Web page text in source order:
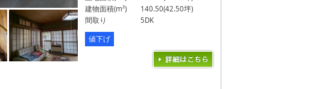
建物面積(m²)
140.50(42.50坪)
間取り
5DK
値下げ